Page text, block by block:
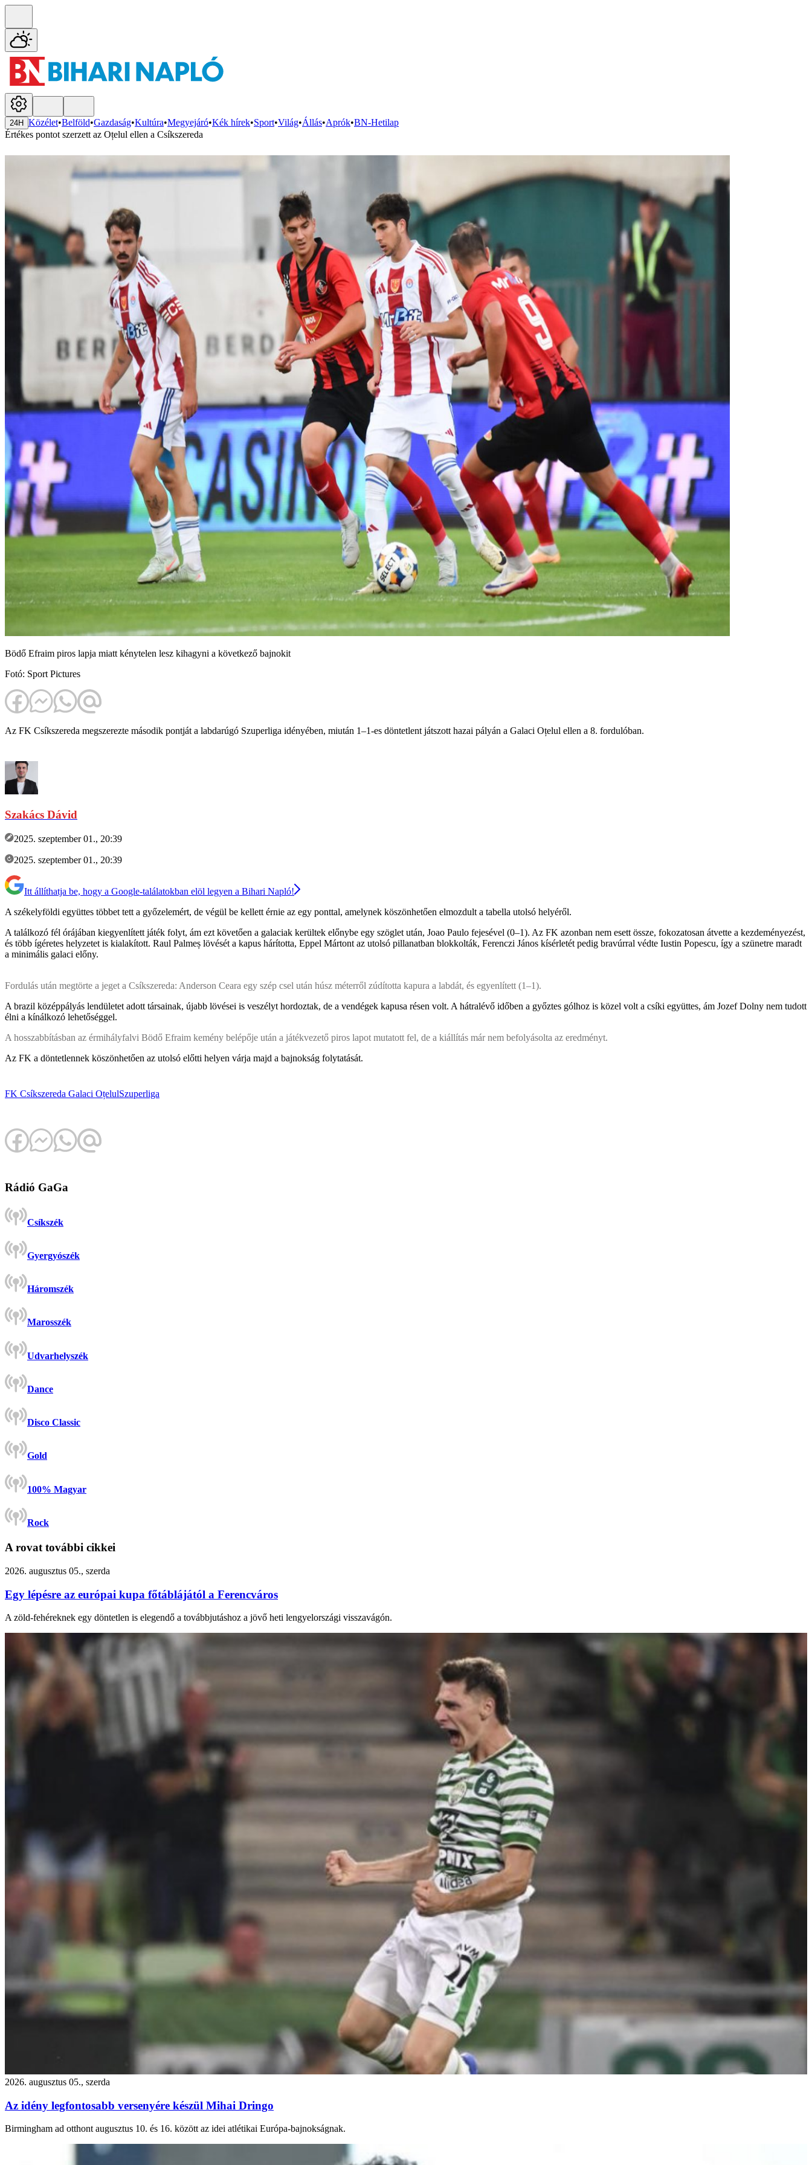
24H Közélet•Belföld•Gazdaság•Kultúra•Megyejáró•Kék hírek•Sport•Világ•Állás•Aprók•BN-Hetilap
Értékes pontot szerzett az Oțelul ellen a Csíkszereda
Bödő Efraim piros lapja miatt kénytelen lesz kihagyni a következő bajnokit
Fotó: Sport Pictures
Az FK Csíkszereda megszerezte második pontját a labdarúgó Szuperliga idényében, miután 1–1-es döntetlent játszott hazai pályán a Galaci Oțelul ellen a 8. fordulóban.
Szakács Dávid
2025. szeptember 01., 20:39
2025. szeptember 01., 20:39
Itt állíthatja be, hogy a Google-találatokban elöl legyen a Bihari Napló!
A székelyföldi együttes többet tett a győzelemért, de végül be kellett érnie az egy ponttal, amelynek köszönhetően elmozdult a tabella utolsó helyéről.
A találkozó fél órájában kiegyenlített játék folyt, ám ezt követően a galaciak kerültek előnybe egy szöglet után, Joao Paulo fejesével (0–1). Az FK azonban nem esett össze, fokozatosan átvette a kezdeményezést,
és több ígéretes helyzetet is kialakított. Raul Palmeș lövését a kapus hárította, Eppel Mártont az utolsó pillanatban blokkolták, Ferenczi János kísérletét pedig bravúrral védte Iustin Popescu, így a szünetre maradt
a minimális galaci előny.
Fordulás után megtörte a jeget a Csíkszereda: Anderson Ceara egy szép csel után húsz méterről zúdította kapura a labdát, és egyenlített (1–1).
A brazil középpályás lendületet adott társainak, újabb lövései is veszélyt hordoztak, de a vendégek kapusa résen volt. A hátralévő időben a győztes gólhoz is közel volt a csíki együttes, ám Jozef Dolny nem tudott
élni a kínálkozó lehetőséggel.
A hosszabbításban az érmihályfalvi Bödő Efraim kemény belépője után a játékvezető piros lapot mutatott fel, de a kiállítás már nem befolyásolta az eredményt.
Az FK a döntetlennek köszönhetően az utolsó előtti helyen várja majd a bajnokság folytatását.
FK Csíkszereda Galaci OțelulSzuperliga
Rádió GaGa
Csíkszék
Gyergyószék
Háromszék
Marosszék
Udvarhelyszék
Dance
Disco Classic
Gold
100% Magyar
Rock
A rovat további cikkei
2026. augusztus 05., szerda
Egy lépésre az európai kupa főtáblájától a Ferencváros
A zöld-fehéreknek egy döntetlen is elegendő a továbbjutáshoz a jövő heti lengyelországi visszavágón.
2026. augusztus 05., szerda
Az idény legfontosabb versenyére készül Mihai Dringo
Birmingham ad otthont augusztus 10. és 16. között az idei atlétikai Európa-bajnokságnak.